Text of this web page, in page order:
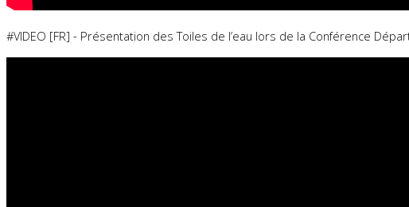
#VIDEO [FR] - Présentation des Toiles de l’eau lors de la Conférence